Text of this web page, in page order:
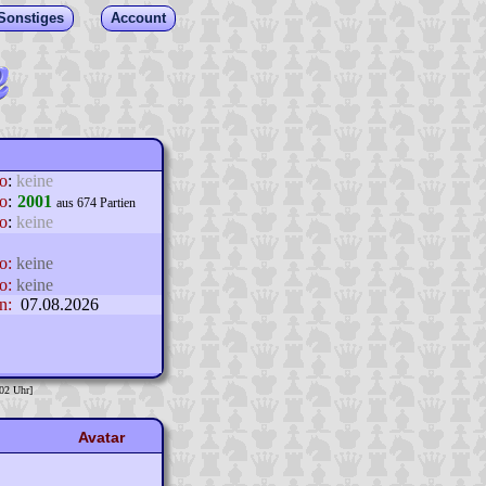
Account
: keine
: 2001 aus 674 Partien
: keine
keine
keine
07.08.2026
Uhr]
Avatar